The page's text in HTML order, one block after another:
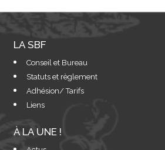
LA SBF
Conseil et Bureau
Statuts et règlement
Adhésion/ Tarifs
Liens
À LA UNE !